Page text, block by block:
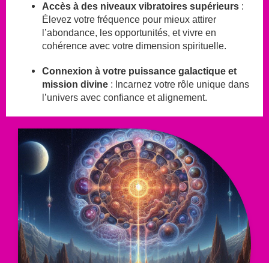
Accès à des niveaux vibratoires supérieurs :
Élevez votre fréquence pour mieux attirer
l’abondance, les opportunités, et vivre en
cohérence avec votre dimension spirituelle.
Connexion à votre puissance galactique et
mission divine : Incarnez votre rôle unique dans
l’univers avec confiance et alignement.